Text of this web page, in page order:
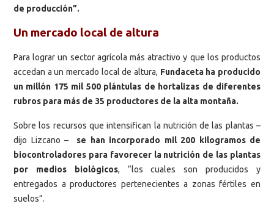
de producción”.
Un mercado local de altura
Para lograr un sector agrícola más atractivo y que los productos
accedan a un mercado local de altura, Fundaceta ha producido
un millón 175 mil 500 plántulas de hortalizas de diferentes
rubros para más de 35 productores de la alta montaña.
Sobre los recursos que intensifican la nutrición de las plantas –
dijo Lizcano – se han incorporado mil 200 kilogramos de
biocontroladores para favorecer la nutrición de las plantas
por medios biológicos, “los cuales son producidos y
entregados a productores pertenecientes a zonas fértiles en
suelos”.